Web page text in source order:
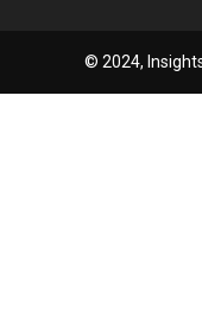
© 2024,